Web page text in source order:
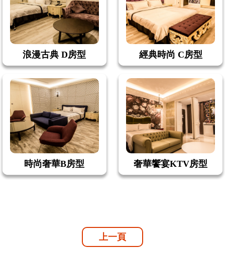
浪漫古典 D房型 經典時尚 C房型
時尚奢華B房型 奢華饗宴KTV房型
上一頁